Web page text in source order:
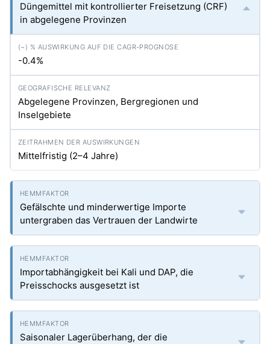
Düngemittel mit kontrollierter Freisetzung (CRF)
in abgelegene Provinzen
-0.4%
Abgelegene Provinzen, Bergregionen und
Inselgebiete
Mittelfristig (2–4 Jahre)
Gefälschte und minderwertige Importe
untergraben das Vertrauen der Landwirte
Importabhängigkeit bei Kali und DAP, die
Preisschocks ausgesetzt ist
Saisonaler Lagerüberhang, der die